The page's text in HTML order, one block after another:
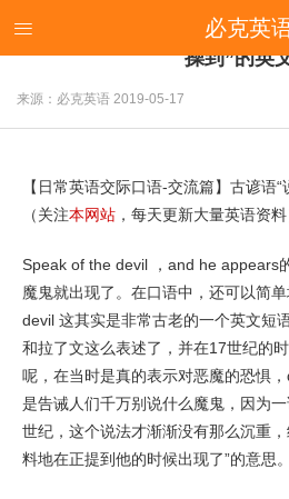
 必克英
【日常英语交际口语-交流篇
操到”的英
来源：必克英语 2019-05-17
【日常英语交际口语-交流篇】古谚语
（关注本网站 ，每天更新大量英语资料
Speak of the devil ，and he appears
魔鬼就出现了。在口语中，还可以简
devil 这其实是非常古老的一个英文短
和拉了文这么表述了，并在17世纪的
呢，在当时是真的表示对恶魔的恐惧
是告诫人们千万别说什么魔鬼，因为
世纪，这个说法才渐渐没有那么沉重
料地在正提到他的时候出现了”的意思。